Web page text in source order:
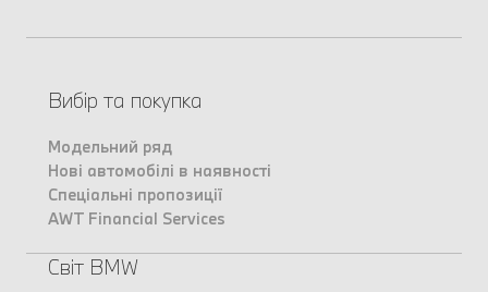
Вибір та покупка
Модельний ряд
Нові автомобілі в наявності
Спеціальні пропозиції
AWT Financial Services
Світ BMW